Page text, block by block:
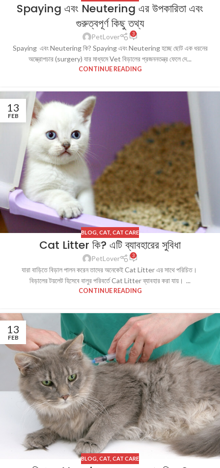
Spaying এবং Neutering এর উপকারিতা এবং
গুরুত্বপূর্ণ কিছু তথ্য
PetLover 3
Spaying এবং Neutering কি? Spaying এবং Neutering হচ্ছে ছোট এক ধরনের
অস্ত্রোপচার (surgery) যার মাধ্যমে Vet বিড়ালের প্রজননতন্ত্র ফেলে দে...
CONTINUE READING
13
FEB
BLOG CAT CAT CARE
Cat Litter কি? এটি ব্যাবহারের সুবিধা
PetLover 3
যারা বাড়িতে বিড়াল পালন করেন তাদের অনেকেই Cat Litter এর সাথে পরিচিত।
বিড়ালের টয়লেট হিসেবে বালুর পরিবর্তে Cat Litter ব্যাবহার করা যায়। ...
CONTINUE READING
13
FEB
BLOG CAT CAT CARE